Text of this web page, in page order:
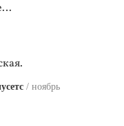
ноябрь